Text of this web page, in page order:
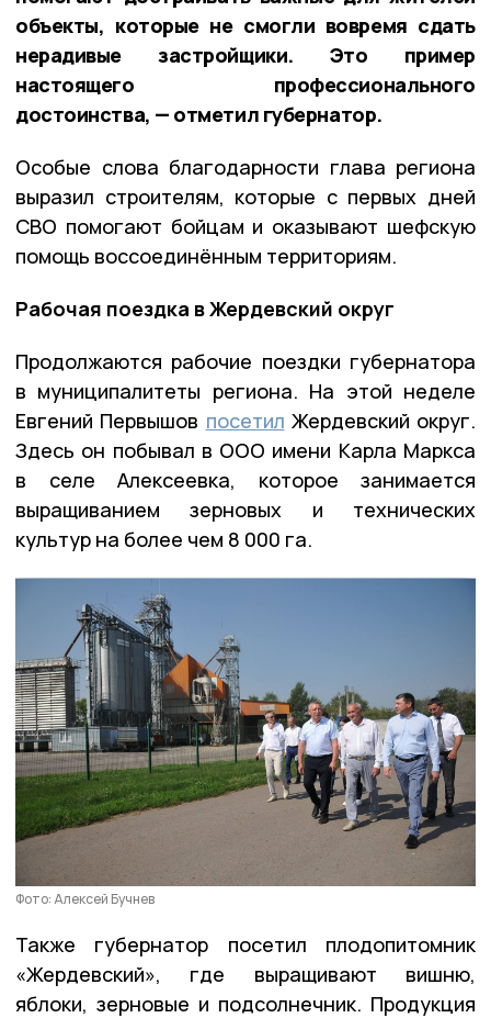
объекты, которые не смогли вовремя сдать
нерадивые застройщики. Это пример
настоящего профессионального
достоинства, — отметил губернатор.
Особые слова благодарности глава региона
выразил строителям, которые с первых дней
СВО помогают бойцам и оказывают шефскую
помощь воссоединённым территориям.
Рабочая поездка в Жердевский округ
Продолжаются рабочие поездки губернатора
в муниципалитеты региона. На этой неделе
Евгений Первышов посетил Жердевский округ.
Здесь он побывал в ООО имени Карла Маркса
в селе Алексеевка, которое занимается
выращиванием зерновых и технических
культур на более чем 8 000 га.
Фото: Алексей Бучнев
Также губернатор посетил плодопитомник
«Жердевский», где выращивают вишню,
яблоки, зерновые и подсолнечник. Продукция